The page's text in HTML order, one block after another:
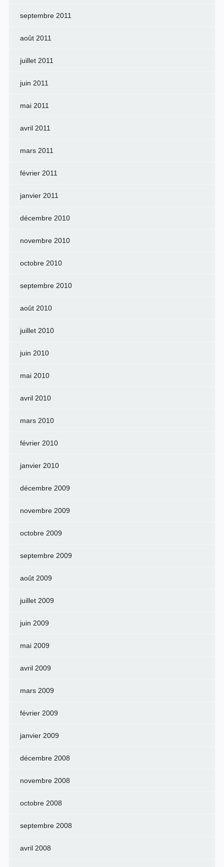
septembre 2011
août 2011
juillet 2011
juin 2011
mai 2011
avril 2011
mars 2011
février 2011
janvier 2011
décembre 2010
novembre 2010
octobre 2010
septembre 2010
août 2010
juillet 2010
juin 2010
mai 2010
avril 2010
mars 2010
février 2010
janvier 2010
décembre 2009
novembre 2009
octobre 2009
septembre 2009
août 2009
juillet 2009
juin 2009
mai 2009
avril 2009
mars 2009
février 2009
janvier 2009
décembre 2008
novembre 2008
octobre 2008
septembre 2008
avril 2008